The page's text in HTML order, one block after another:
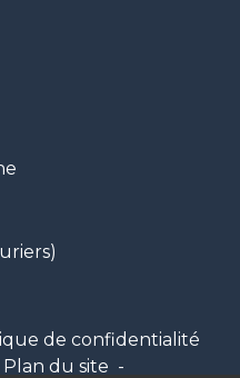
de confidentialité
Plan du site -